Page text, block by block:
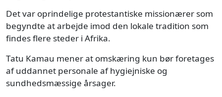
Det var oprindelige protestantiske missionærer som
begyndte at arbejde imod den lokale tradition som
findes flere steder i Afrika.
Tatu Kamau mener at omskæring kun bør foretages
af uddannet personale af hygiejniske og
sundhedsmæssige årsager.